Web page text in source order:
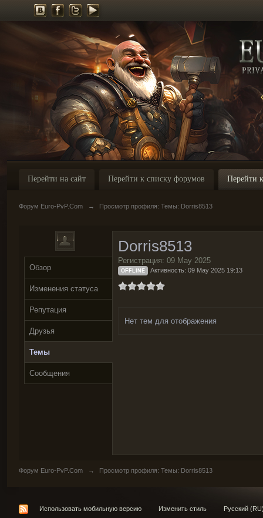
Перейти на сайт Перейти к списку форумов Перейти
Форум Euro-PvP.Com → Просмотр профиля: Темы: Dorris8513
Обзор
Изменения статуса
Репутация
Друзья
Темы
Сообщения
Dorris8513
Регистрация: 09 May 2025
OFFLINE Активность: 09 May 2025 19:13
Нет тем для отображения
Форум Euro-PvP.Com → Просмотр профиля: Темы: Dorris8513
Использовать мобильную версию Изменить стиль Русский